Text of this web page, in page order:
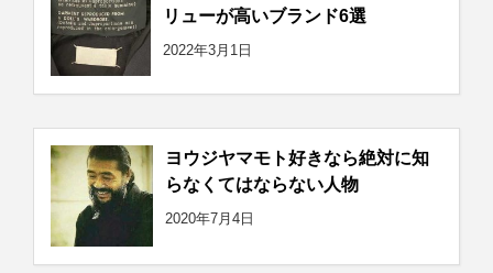
リューが高いブランド6選
2022年3月1日
ヨウジヤマモト好きなら絶対に知
らなくてはならない人物
2020年7月4日